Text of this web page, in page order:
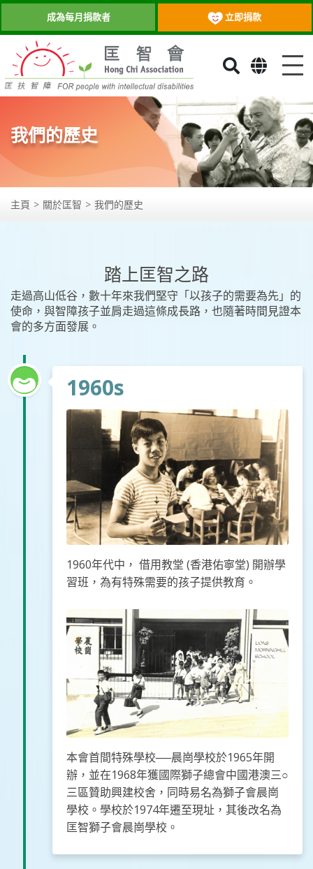
成為每月捐款者 立即捐款
目錄
我們的歷史
主頁 關於匡智 我們的歷史
踏上匡智之路
走過高山低谷，數十年來我們堅守「以孩子的需要為先」的
使命，與智障孩子並肩走過這條成長路，也隨著時間見證本
會的多方面發展。
1960s
1960年代中， 借用教堂 (香港佑寧堂) 開辦學
習班，為有特殊需要的孩子提供教育。
本會首間特殊學校──晨崗學校於1965年開
辦，並在1968年獲國際獅子總會中國港澳三○
三區贊助興建校舍，同時易名為獅子會晨崗
學校。學校於1974年遷至現址，其後改名為
匡智獅子會晨崗學校。